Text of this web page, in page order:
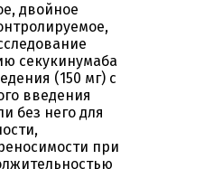
двойное
секукинумаба
(150 мг) с
введения
без него для
при